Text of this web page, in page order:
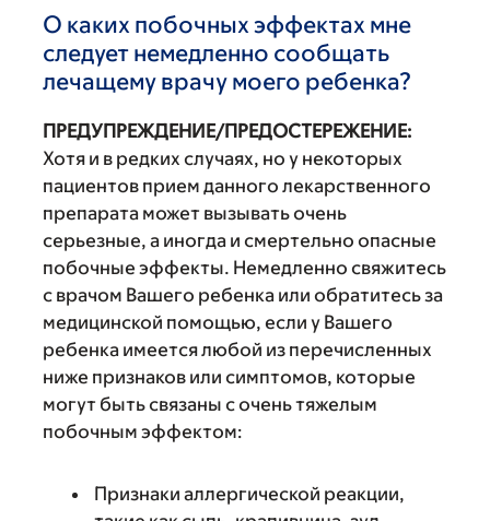
О каких побочных эффектах мне
следует немедленно сообщать
лечащему врачу моего ребенка?
ПРЕДУПРЕЖДЕНИЕ/ПРЕДОСТЕРЕЖЕНИЕ:
Хотя и в редких случаях, но у некоторых
пациентов прием данного лекарственного
препарата может вызывать очень
серьезные, а иногда и смертельно опасные
побочные эффекты. Немедленно свяжитесь
с врачом Вашего ребенка или обратитесь за
медицинской помощью, если у Вашего
ребенка имеется любой из перечисленных
ниже признаков или симптомов, которые
могут быть связаны с очень тяжелым
побочным эффектом:
Признаки аллергической реакции,